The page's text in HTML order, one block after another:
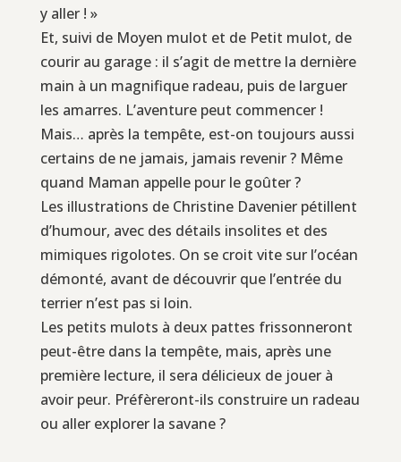
y aller ! »
Et, suivi de Moyen mulot et de Petit mulot, de
courir au garage : il s’agit de mettre la dernière
main à un magnifique radeau, puis de larguer
les amarres. L’aventure peut commencer !
Mais… après la tempête, est-on toujours aussi
certains de ne jamais, jamais revenir ? Même
quand Maman appelle pour le goûter ?
Les illustrations de Christine Davenier pétillent
d’humour, avec des détails insolites et des
mimiques rigolotes. On se croit vite sur l’océan
démonté, avant de découvrir que l’entrée du
terrier n’est pas si loin.
Les petits mulots à deux pattes frissonneront
peut-être dans la tempête, mais, après une
première lecture, il sera délicieux de jouer à
avoir peur. Préfèreront-ils construire un radeau
ou aller explorer la savane ?